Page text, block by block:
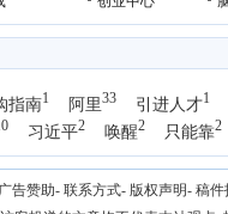
指南1 阿里33 引进人才1
习近平2 唤醒2 只能靠2
广告赞助- 联系方式- 版权声明- 稿件